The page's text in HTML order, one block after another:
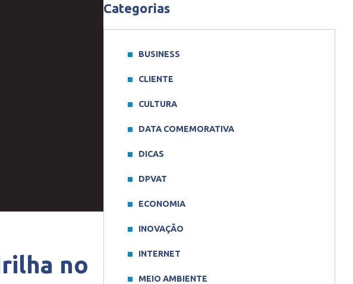
no
Categorias
BUSINESS
CLIENTE
CULTURA
DATA COMEMORATIVA
DICAS
DPVAT
ECONOMIA
INOVAÇÃO
INTERNET
MEIO AMBIENTE